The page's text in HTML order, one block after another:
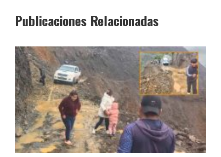
Publicaciones Relacionadas